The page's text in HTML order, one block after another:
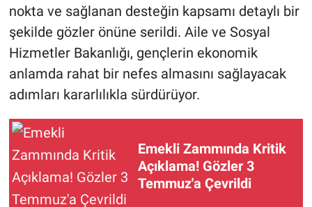
nokta ve sağlanan desteğin kapsamı detaylı bir
şekilde gözler önüne serildi. Aile ve Sosyal
Hizmetler Bakanlığı, gençlerin ekonomik
anlamda rahat bir nefes almasını sağlayacak
adımları kararlılıkla sürdürüyor.
Emekli Zammında Kritik
Açıklama! Gözler 3
Temmuz'a Çevrildi